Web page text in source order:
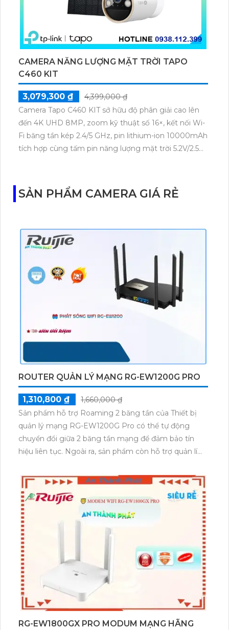
CAMERA NĂNG LƯỢNG MẶT TRỜI TAPO
C460 KIT
3,079,300 ₫
4,399,000 ₫
Camera Tapo C460 KIT sở hữu độ phân giải cao lên
đến 4K UHD 8MP, zoom kỹ thuật số 16×, kết nối Wi-
Fi băng tần kép 2.4/5 GHz, pin lithium-ion 10000mAh
tích hợp cùng tấm pin năng lượng mặt trời 5.2V/2.5W.
SẢN PHẨM CAMERA GIÁ RẺ
ROUTER QUẢN LÝ MẠNG RG-EW1200G PRO
1,310,800 ₫
1,660,000 ₫
Sản phẩm hỗ trợ Roaming 2 băng tần của Thiết bị
quản lý mạng RG-EW1200G Pro có thể tự động
chuyển đổi giữa 2 băng tần mạng để đảm bảo tín
hiệu liên tục. Ngoài ra, sản phẩm còn hỗ trợ quản lí
kiểm soát và cấu hình từ xa. Với công nghệ trang bị 2
băng tần, sản phẩm đảm bảo tốc độ và độ bền cao
trong việc kết nối mạng. Thiết bị RG-EW1200G Pro là
sự lựa chọn hoàn hảo cho việc tối ưu hóa mạng và
đảm bảo trải nghiệm internet tốt nhất.
RG-EW1800GX PRO MODUM MẠNG HÃNG